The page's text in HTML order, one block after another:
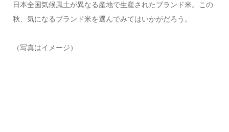
日本全国気候風土が異なる産地で生産されたブランド米。この
秋、気になるブランド米を選んでみてはいかがだろう。
（写真はイメージ）